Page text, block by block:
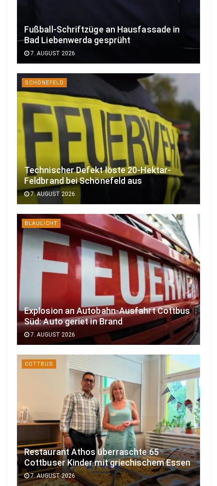
Fußball-Schriftzüge an Hausfassade in
Bad Liebenwerda gesprüht
7. AUGUST 2026
SCHÖNEFELD
Technischer Defekt löste 20-Hektar-
Feldbrand bei Schönefeld aus
7. AUGUST 2026
BLAULICHT
Explosion an Autobahn-Ausfahrt Cottbus
Süd: Auto geriet in Brand
7. AUGUST 2026
COTTBUS
Restaurant Athos überraschte 65
Cottbuser Kinder mit griechischem Essen
7. AUGUST 2026